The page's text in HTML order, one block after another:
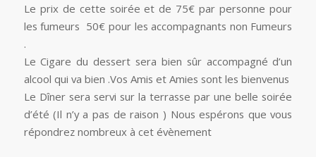
Le prix de cette soirée et de 75€ par personne pour
les fumeurs 50€ pour les accompagnants non Fumeurs
.
Le Cigare du dessert sera bien sûr accompagné d’un
alcool qui va bien .Vos Amis et Amies sont les bienvenus
Le Dîner sera servi sur la terrasse par une belle soirée
d’été (Il n’y a pas de raison ) Nous espérons que vous
répondrez nombreux à cet évènement